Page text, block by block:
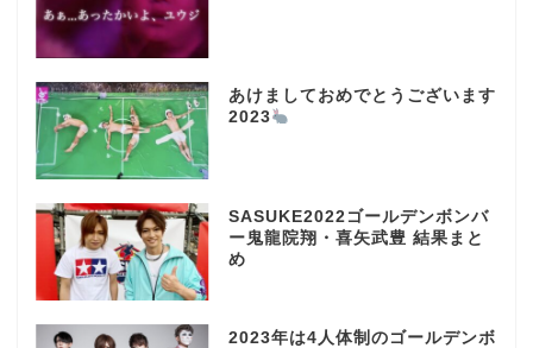
あけましておめでとうございます
2023
SASUKE2022ゴールデンボンバ
ー鬼龍院翔・喜矢武豊 結果まと
め
2023年は4人体制のゴールデンボ